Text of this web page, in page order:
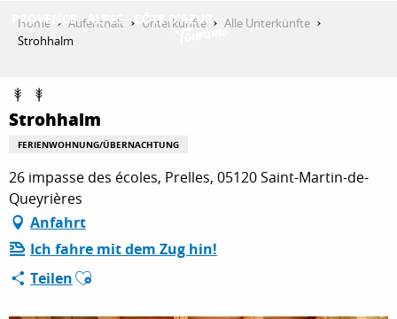
ENTDECKEN
AKTIVITÄTEN
AUFENTHALT
ESPACE PRO
Home Aufenthalt Unterkünfte
Alle Unterkünfte
Strohhalm
Strohhalm
FERIENWOHNUNG/ÜBERNACHTUNG
26 impasse des écoles, Prelles, 05120 Saint-Martin-de-
Queyrières
Anfahrt
Ich fahre mit dem Zug hin!
TeilenAjouter aux favoris